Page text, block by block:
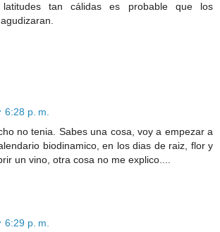
tan cálidas es probable que los
6:28 p. m.
no tenia. Sabes una cosa, voy a empezar a
biodinamico, en los dias de raiz, flor y
un vino, otra cosa no me explico....
6:29 p. m.